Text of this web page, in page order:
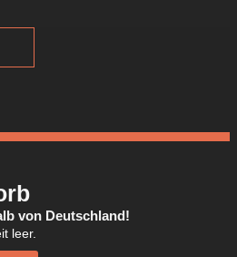
von Deutschland!
leer.